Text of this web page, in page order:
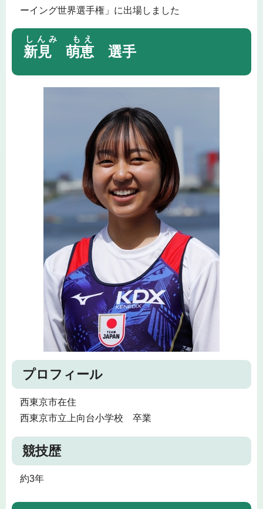
ーイング世界選手権」に出場しました
新見 萌恵
しんみ もえ
選手
プロフィール
西東京市在住
西東京市立上向台小学校 卒業
競技歴
約3年